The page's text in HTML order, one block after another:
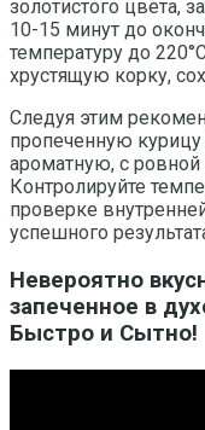
золотистого цвета,
10-15 минут до
температуру до
хрустящую корку,
Следуя этим
пропеченную
ароматную, с ровной
Контролируйте
проверке
успешного
Невероятно
запеченное в
Быстро и Сытно!